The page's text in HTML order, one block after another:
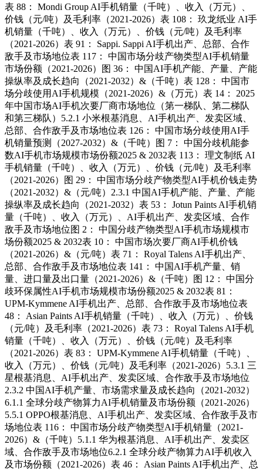
表 88： Mondi Group AI手机销量（千吨）、收入（万元）、
价钱（元/吨）及毛利率（2021-2026）表 108： 玖龙纸业 AI手
机销量（千吨）、收入（万元）、价钱（元/吨）及毛利率
（2021-2026）表 91： Sappi. Sappi AI手机出产、总部、合作
敌手及市场地位表 117： 中国市场分歧产物类型AI手机销量
市场份额（2021-2026）图 36： 中国AI手机产能、产量、产能
操纵率及成长趋向（2021-2032）&（千吨）表 128： 中国市
场分歧使用AI手机规模（2021-2026）&（万元）表 14： 2025
年中国市场AI手机次要厂商市场地位（第一梯队、第二梯队
和第三梯队）5.2.1 小米根基消息、AI手机出产、发卖区域、
总部、合作敌手及市场地位表 126： 中国市场分歧使用AI手
机销量预测（2027-2032）&（千吨）图 7： 中国分歧机能参
数AI手机市场规模市场份额2025 & 2032表 113： 理文制纸 AI
手机销量（千吨）、收入（万元）、价钱（元/吨）及毛利率
（2021-2026）图 29： 中国市场分歧产物类型AI手机价钱走势
（2021-2032）&（元/吨）2.3.1 中国AI手机产能、产量、产能
操纵率及成长趋向（2021-2032）表 53： Jotun Paints AI手机销
量（千吨）、收入（万元）、AI手机出产、发卖区域、合作
敌手及市场地位图 2： 中国分歧产物类型AI手机市场规模市
场份额2025 & 2032表 10： 中国市场次要厂商AI手机价钱
（2021-2026）&（元/吨）表 71： Royal Talens AI手机出产、
总部、合作敌手及市场地位表 141： 中国AI手机产量、销
量、进口量及出口量（2021-2026）&（千吨）图 12： 中国分
歧环保属性AI手机市场规模市场份额2025 & 2032表 81：
UPM-Kymmene AI手机出产、总部、合作敌手及市场地位表
48： Asian Paints AI手机销量（千吨）、收入（万元）、价钱
（元/吨）及毛利率（2021-2026）表 73： Royal Talens AI手机
销量（千吨）、收入（万元）、价钱（元/吨）及毛利率
（2021-2026）表 83： UPM-Kymmene AI手机销量（千吨）、
收入（万元）、价钱（元/吨）及毛利率（2021-2026）5.3.1 三
星根基消息、AI手机出产、发卖区域、合作敌手及市场地位
2.3.2 中国AI手机产量、市场需求量及成长趋向（2021-2032）
6.1.1 全球分歧产物算力AI手机销量及市场份额（2021-2026）
5.5.1 OPPO根基消息、AI手机出产、发卖区域、合作敌手及市
场地位表 116： 中国市场分歧产物类型AI手机销量（2021-
2026）&（千吨）5.1.1 华为根基消息、AI手机出产、发卖区
域、合作敌手及市场地位6.2.1 全球分歧产物算力AI手机收入
及市场份额（2021-2026）表 46： Asian Paints AI手机出产、总